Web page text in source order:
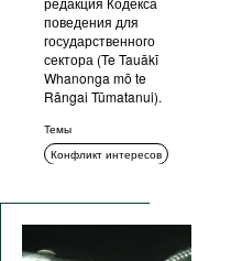
поведения для
государственного
сектора (Te Tauākī
Whanonga mō te
Rāngai Tūmatanui).
Темы
Конфликт интересов
Прозрачность
Этика